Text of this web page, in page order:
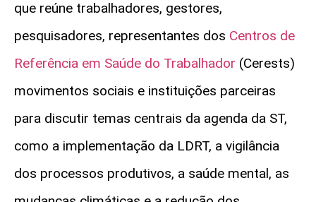
que reúne trabalhadores, gestores,
pesquisadores, representantes dos Centros de
Referência em Saúde do Trabalhador (Cerests)
movimentos sociais e instituições parceiras
para discutir temas centrais da agenda da ST,
como a implementação da LDRT, a vigilância
dos processos produtivos, a saúde mental, as